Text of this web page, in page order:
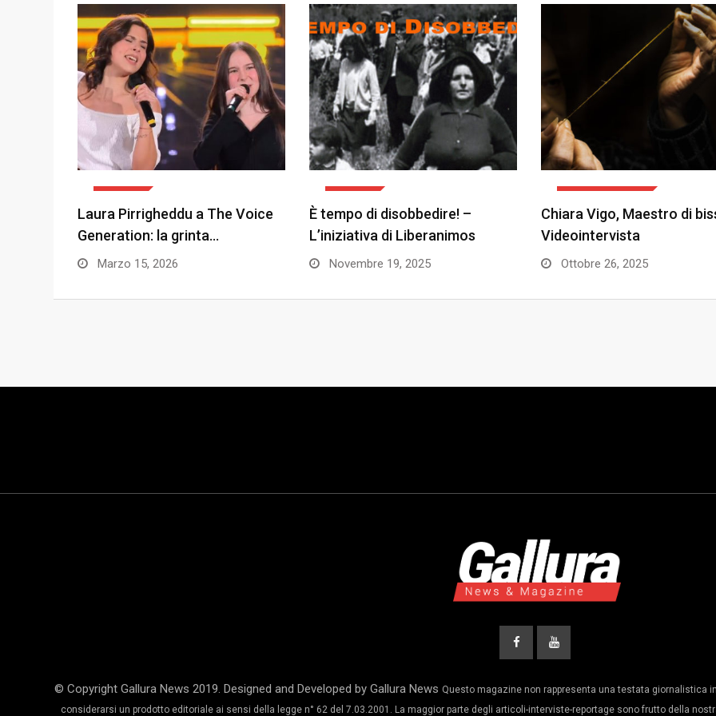
Laura Pirrigheddu a The Voice
Generation: la grinta…
Marzo 15, 2026
È tempo di disobbedire! –
L’iniziativa di Liberanimos
Novembre 19, 2025
Chiara Vigo, Maestro di
Videointervista
Ottobre 26, 2025
© Copyright Gallura News 2019. Designed and Developed by Gallura News Questo magazine non rappresenta una testata giornalistica
considerarsi un prodotto editoriale ai sensi della legge n° 62 del 7.03.2001. La maggior parte degli articoli-interviste-reportage sono frutto della